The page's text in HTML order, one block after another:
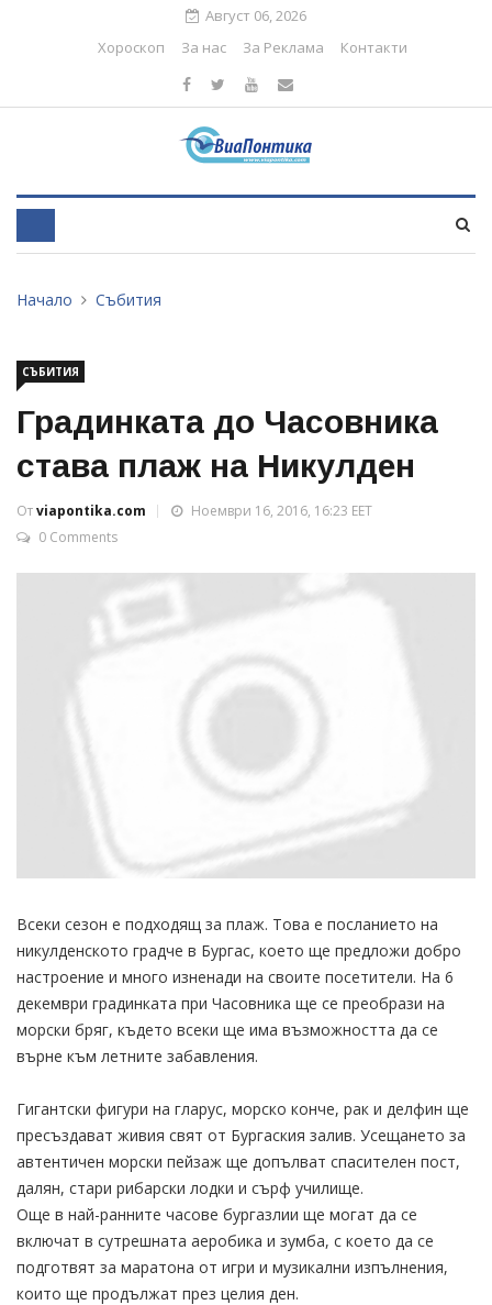
Август 06, 2026
Хороскоп
За нас За Реклама Контакти
Начало Събития
СЪБИТИЯ
Градинката до Часовника
става плаж на Никулден
Отviapontika.com
Ноември 16, 2016, 16:23 EET
0 Comments
Всеки сезон е подходящ за плаж. Това е посланието на
никулденското градче в Бургас, което ще предложи добро
настроение и много изненади на своите посетители. На 6
декември градинката при Часовника ще се преобрази на
морски бряг, където всеки ще има възможността да се
върне към летните забавления.
Гигантски фигури на гларус, морско конче, рак и делфин ще
пресъздават живия свят от Бургаския залив. Усещането за
автентичен морски пейзаж ще допълват спасителен пост,
далян, стари рибарски лодки и сърф училище.
Още в най-ранните часове бургазлии ще могат да се
включат в сутрешната аеробика и зумба, с което да се
подготвят за маратона от игри и музикални изпълнения,
които ще продължат през целия ден.